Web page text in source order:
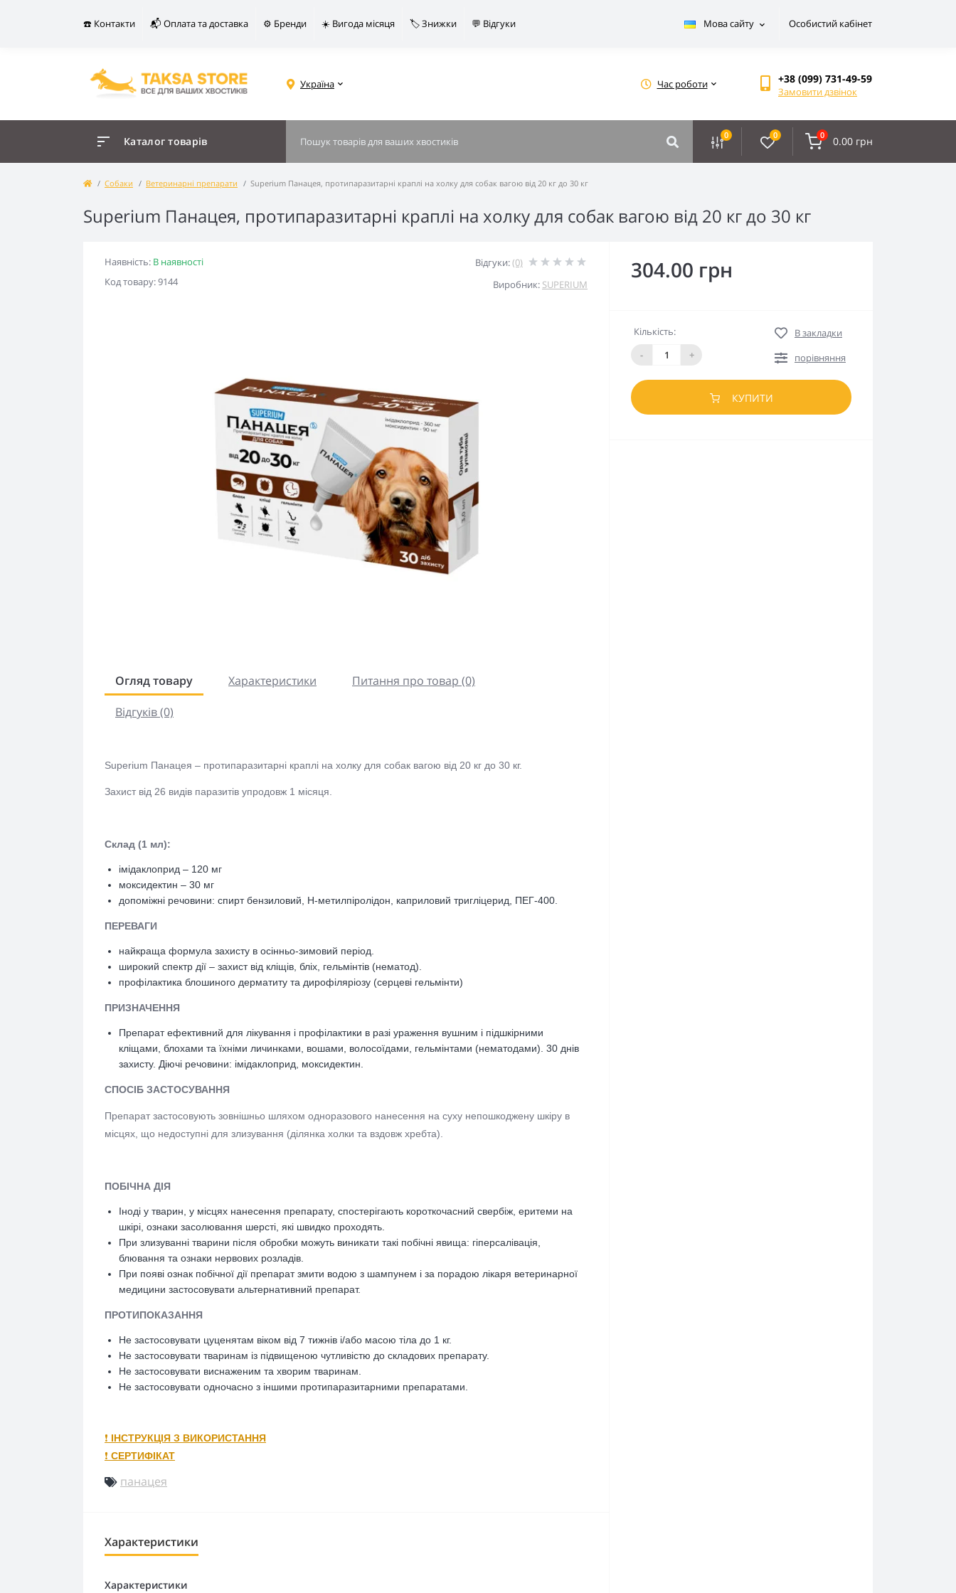
☎️ Контакти 📬 Оплата та доставка ⚙️ Бренди ☀️ Вигода місяця 🏷️ Знижки 💬 Відгуки Мова сайту Особистий кабінет
Україна Час роботи +38 (099) 731-49-59
Замовити дзвінок
Каталог товарів 0 0 0 0.00 грн
Собаки Ветеринарні препарати Superium Панацея, протипаразитарні краплі на холку для собак вагою від 20 кг до 30 кг
Superium Панацея, протипаразитарні краплі на холку для собак вагою від 20 кг до 30 кг
Наявність: В наявності
Код товару: 9144
Відгуки:(0)
Виробник: SUPERIUM
Огляд товару Характеристики
Питання про товар (0)
Відгуків (0)
Superium Панацея – протипаразитарні краплі на холку для собак вагою від 20 кг до 30 кг.
Захист від 26 видів паразитів упродовж 1 місяця.
Склад (1 мл):
імідаклоприд – 120 мг
моксидектин – 30 мг
допоміжні речовини: спирт бензиловий, Н-метилпіролідон, каприловий тригліцерид, ПЕГ-400.
ПЕРЕВАГИ
найкраща формула захисту в осінньо-зимовий період.
широкий спектр дії – захист від кліщів, бліх, гельмінтів (нематод).
профілактика блошиного дерматиту та дирофіляріозу (серцеві гельмінти)
ПРИЗНАЧЕННЯ
Препарат ефективний для лікування і профілактики в разі ураження вушним і підшкірними
кліщами, блохами та їхніми личинками, вошами, волосоїдами, гельмінтами (нематодами). 30 днів
захисту. Діючі речовини: імідаклоприд, моксидектин.
СПОСІБ ЗАСТОСУВАННЯ
Препарат застосовують зовнішньо шляхом одноразового нанесення на суху непошкоджену шкіру в
місцях, що недоступні для злизування (ділянка холки та вздовж хребта).
ПОБІЧНА ДІЯ
Іноді у тварин, у місцях нанесення препарату, спостерігають короткочасний свербіж, еритеми на
шкірі, ознаки засолювання шерсті, які швидко проходять.
При злизуванні тварини після обробки можуть виникати такі побічні явища: гіперсалівація,
блювання та ознаки нервових розладів.
При появі ознак побічної дії препарат змити водою з шампунем і за порадою лікаря ветеринарної
медицини застосовувати альтернативний препарат.
ПРОТИПОКАЗАННЯ
Не застосовувати цуценятам віком від 7 тижнів і/або масою тіла до 1 кг.
Не застосовувати тваринам із підвищеною чутливістю до складових препарату.
Не застосовувати виснаженим та хворим тваринам.
Не застосовувати одночасно з іншими протипаразитарними препаратами.
❗️ ІНСТРУКЦІЯ З ВИКОРИСТАННЯ
❗️ СЕРТИФІКАТ
панацея
Характеристики
Характеристики
304.00 грн
Кількість:
-
+
В закладки
порівняння
КУПИТИ